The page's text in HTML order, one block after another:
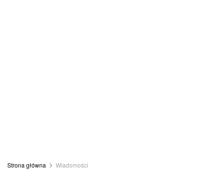
Strona główna Wiadomości